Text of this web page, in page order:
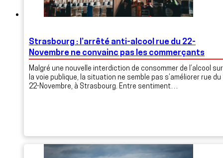
Strasbourg : l’arrêté anti-alcool rue du 22-
Novembre ne convainc pas les commerçants
Malgré une nouvelle interdiction de consommer de l’alcool sur
la voie publique, la situation ne semble pas s’améliorer rue du
22-Novembre, à Strasbourg. Entre sentiment…